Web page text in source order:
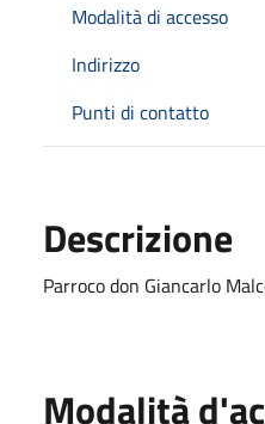
Modalità di accesso
Indirizzo
Punti di contatto
Descrizione
Parroco don Giancarlo
Modalità